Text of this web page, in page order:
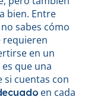
bien. Entre
sabes cómo
requieren
en un
que una
si cuentas con
en cada